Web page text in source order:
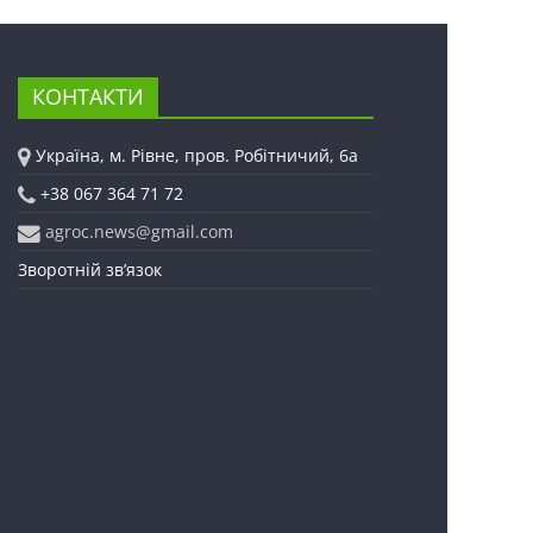
КОНТАКТИ
Україна, м. Рівне, пров. Робітничий, 6а
+38 067 364 71 72
agroc.news@gmail.com
Зворотній зв’язок